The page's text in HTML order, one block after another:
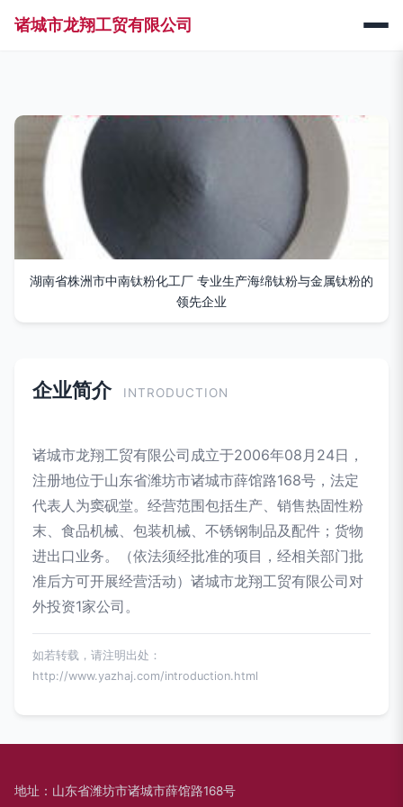
诸城市龙翔工贸有限公司
湖南省株洲市中南钛粉化工厂 专业生产海绵钛粉与金属钛粉的
领先企业
企业简介 INTRODUCTION
诸城市龙翔工贸有限公司成立于2006年08月24日，
注册地位于山东省潍坊市诸城市薛馆路168号，法定
代表人为窦砚堂。经营范围包括生产、销售热固性粉
末、食品机械、包装机械、不锈钢制品及配件；货物
进出口业务。（依法须经批准的项目，经相关部门批
准后方可开展经营活动）诸城市龙翔工贸有限公司对
外投资1家公司。
如若转载，请注明出处：
http://www.yazhaj.com/introduction.html
地址：山东省潍坊市诸城市薛馆路168号